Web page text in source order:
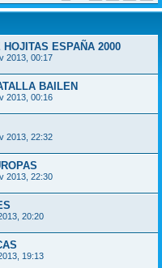
ESPAÑA 2000
2013, 00:17
BAILEN
2013, 00:16
2013, 22:32
2013, 22:30
20:20
19:13